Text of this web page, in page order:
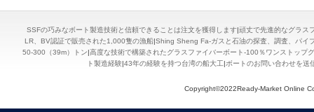
SSFの巧みなボート製造技術と信頼できることは注文を獲得します|頑丈で先進的なグラス
LR、BV認証で販売された1,000隻の漁船|Shing Sheng Fa-ガスと石油の探査、調査、パイ
50-300（39m）トン|高度な技術で構築されたグラスファイバーボート-100％ワンストップ
ト製造経験|43年の経験を持つ台湾の船大工|ボートのお問い合わせを送
Copyright©2022Ready-Market Online